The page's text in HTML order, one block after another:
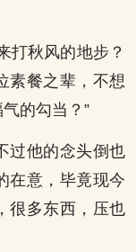
打秋风的地步？
素餐之辈，不想
的勾当？”
过他的念头倒也
在意，毕竟现今
很多东西，压也